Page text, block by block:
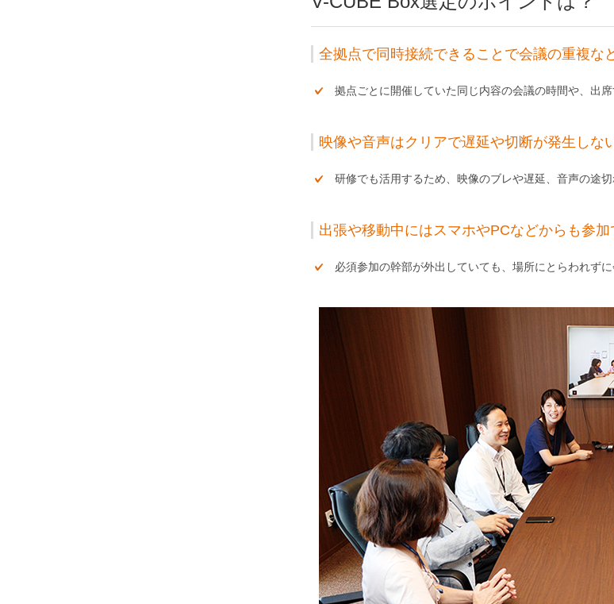
全拠点で同時接続できることで会議の重複な
拠点ごとに開催していた同じ内容の会議の時間や、出
映像や音声はクリアで遅延や切断が発生しな
研修でも活用するため、映像のブレや遅延、音声の途
出張や移動中にはスマホやPCなどからも参加
必須参加の幹部が外出していても、場所にとらわれずに